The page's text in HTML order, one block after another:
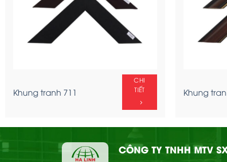
Ốp tường Nano –
CHI
TIẾT
Khung tranh 711
CHI
TIẾT
Khung
CÔNG TY TNHH MTV